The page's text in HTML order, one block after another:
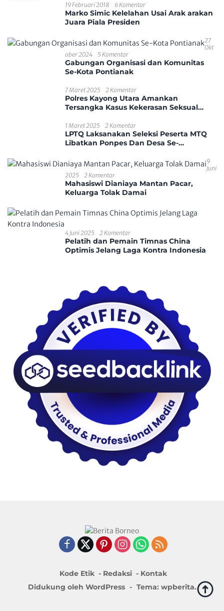
19 Februari 2018 6 Komentar
Marko Simic Kelelahan Usai Arak arakan
Juara Piala Presiden
27
Okt
Ober 2024
5 Komentar
Gabungan Organisasi dan Komunitas
Se-Kota Pontianak
7 Maret 2025 2 Komentar
Polres Kayong Utara Amankan
Tersangka Kasus Kekerasan Seksual
1 Maret 2025 2 Komentar
LPTQ Laksanakan Seleksi Peserta MTQ
Libatkan Ponpes Dan Desa Se-
9
Juni
2025
2 Komentar
Mahasiswi Dianiaya Mantan Pacar,
Keluarga Tolak Damai
4 Juni 2025 2 Komentar
Pelatih dan Pemain Timnas China
Optimis Jelang Laga Kontra Indonesia
Kode Etik Redaksi
Kontak
Didukung oleh WordPress - Tema: wpberita.